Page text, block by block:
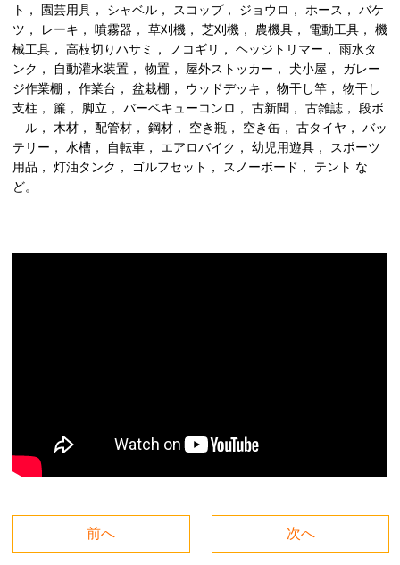
ト， 園芸用具， シャベル， スコップ， ジョウロ， ホース， バケ
ツ， レーキ， 噴霧器， 草刈機， 芝刈機， 農機具， 電動工具， 機
械工具， 高枝切りハサミ， ノコギリ， ヘッジトリマー， 雨水タ
ンク， 自動灌水装置， 物置， 屋外ストッカー， 犬小屋， ガレー
ジ作業棚， 作業台， 盆栽棚， ウッドデッキ， 物干し竿， 物干し
支柱， 簾， 脚立， バーベキューコンロ， 古新聞， 古雑誌， 段ボ
―ル， 木材， 配管材， 鋼材， 空き瓶， 空き缶， 古タイヤ， バッ
テリー， 水槽， 自転車， エアロバイク， 幼児用遊具， スポーツ
用品， 灯油タンク， ゴルフセット， スノーボード， テント な
ど。
前へ 次へ